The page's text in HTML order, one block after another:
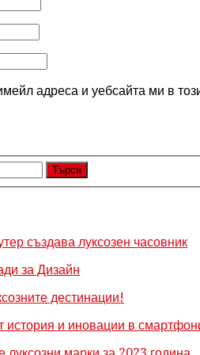
адреса и уебсайта ми в
създава луксозен часовник
за Дизайн
дестинации!
история и иновации в